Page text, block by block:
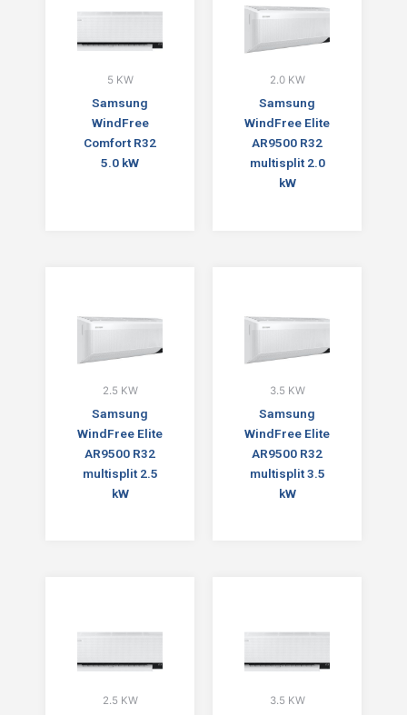
5 KW
Samsung
WindFree
Comfort R32
5.0 kW
2.0 KW
Samsung
WindFree Elite
AR9500 R32
multisplit 2.0
kW
2.5 KW
Samsung
WindFree Elite
AR9500 R32
multisplit 2.5
kW
3.5 KW
Samsung
WindFree Elite
AR9500 R32
multisplit 3.5
kW
2.5 KW 3.5 KW